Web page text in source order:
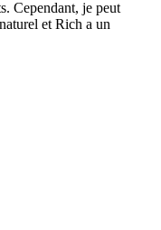
Cependant, je peut
et Rich a un